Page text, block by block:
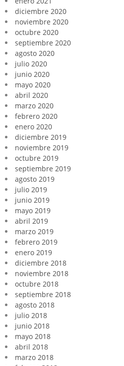
diciembre 2020
noviembre 2020
octubre 2020
septiembre 2020
agosto 2020
julio 2020
junio 2020
mayo 2020
abril 2020
marzo 2020
febrero 2020
enero 2020
diciembre 2019
noviembre 2019
octubre 2019
septiembre 2019
agosto 2019
julio 2019
junio 2019
mayo 2019
abril 2019
marzo 2019
febrero 2019
enero 2019
diciembre 2018
noviembre 2018
octubre 2018
septiembre 2018
agosto 2018
julio 2018
junio 2018
mayo 2018
abril 2018
marzo 2018